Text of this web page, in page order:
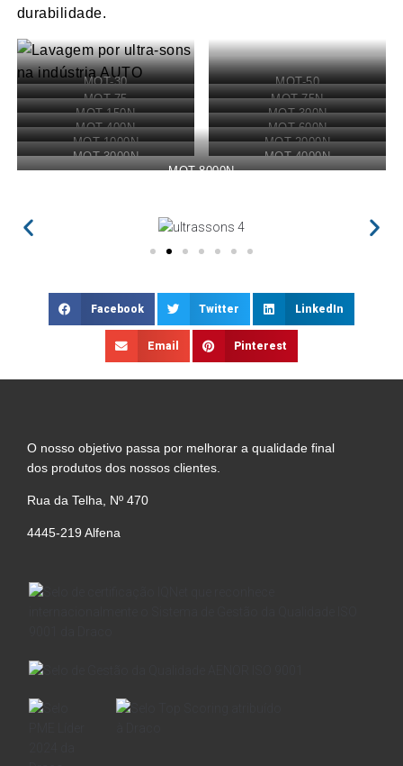
durabilidade.
MOT-30
MOT-50
MOT-75
MOT-75N
MOT-150N
MOT-300N
MOT-400N
MOT-600N
MOT-1000N
MOT-2000N
MOT-3000N
MOT-4000N
MOT-8000N
Facebook Twitter LinkedIn
Email Pinterest
O nosso objetivo passa por melhorar a qualidade final
dos produtos dos nossos clientes.
Rua da Telha, Nº 470
4445-219 Alfena